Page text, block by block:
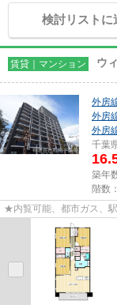
検討リストに
賃貸｜マンション ウ
外房
外房
外房
千葉
築年
階数
★内覧可能、都市ガス、